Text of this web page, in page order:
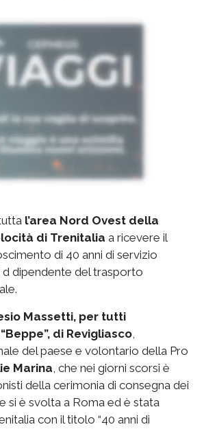
l’area Nord Ovest della
di Trenitalia a ricevere il
di 40 anni di servizio
dipendente del trasporto
Massetti, per tutti
di Revigliasco,
del paese e volontario della Pro
Marina, che nei giorni scorsi è
della cerimonia di consegna dei
si è svolta a Roma ed è stata
con il titolo “40 anni di